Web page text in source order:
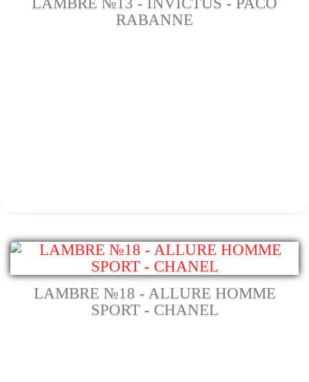
RABANNE
LAMBRE №18 - ALLURE HOMME
SPORT - CHANEL